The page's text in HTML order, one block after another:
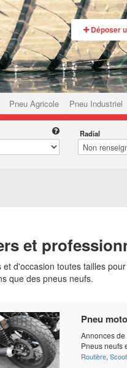
Déposer
Pneu Agricole Pneu Industriel
Radial
et
d'occasion toutes tailles
que des pneus neufs.
Pneu moto
Annonces
Pneus neufs
Routière,